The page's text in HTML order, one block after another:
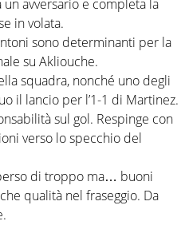
un avversario e completa la
in volata.
sono determinanti per la
su Akliouche.
squadra, nonché uno degli
il lancio per l’1-1 di Martinez.
sul gol. Respinge con
verso lo specchio del
di troppo ma… buoni
qualità nel fraseggio. Da